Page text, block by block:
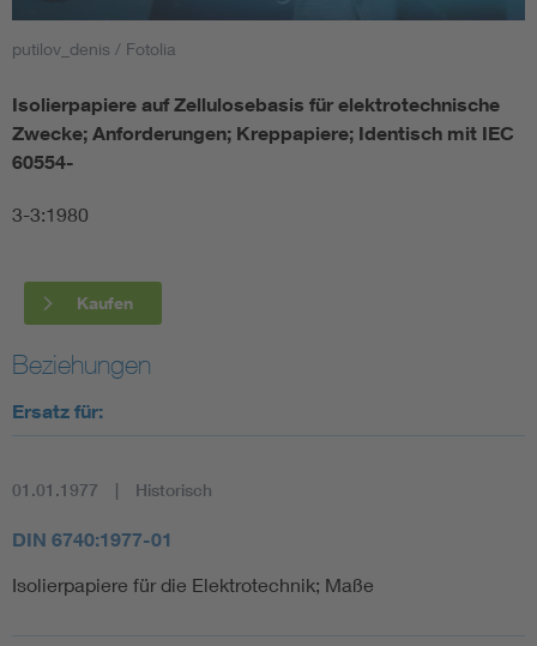
Smart Cities
DKE Fachinformationen im Kontext der Normung
Blitzschutz: DIN EN 62305 in der Übersicht
Cybersecurity in der Industrieautomatisierung
DIN VDE 0100 für sichere Elektroinstallationen
putilov_denis / Fotolia
Isolierpapiere auf Zellulosebasis für elektrotechnische
Zwecke; Anforderungen; Kreppapiere; Identisch mit IEC
60554-
3-3:1980
Kaufen
Beziehungen
Ersatz für:
01.01.1977 Historisch
DIN 6740:1977-01
Isolierpapiere für die Elektrotechnik; Maße